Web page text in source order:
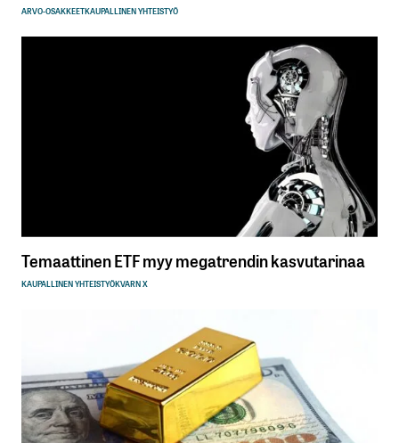
ARVO-OSAKKEETKAUPALLINEN YHTEISTYÖ
Temaattinen ETF myy megatrendin kasvutarinaa
KAUPALLINEN YHTEISTYÖKVARN X